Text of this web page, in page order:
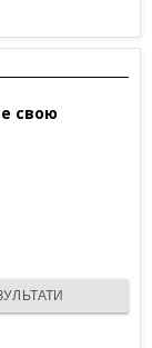
свою